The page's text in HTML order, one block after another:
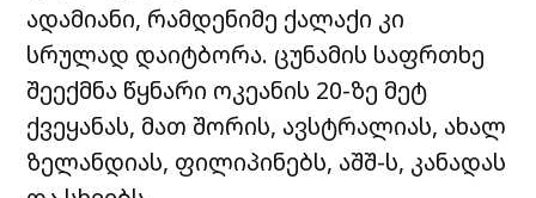
ადამიანი, რამდენიმე ქალაქი კი
სრულად დაიტბორა. ცუნამის საფრთხე
შეექმნა წყნარი ოკეანის 20-ზე მეტ
ქვეყანას, მათ შორის, ავსტრალიას, ახალ
ზელანდიას, ფილიპინებს, აშშ-ს, კანადას